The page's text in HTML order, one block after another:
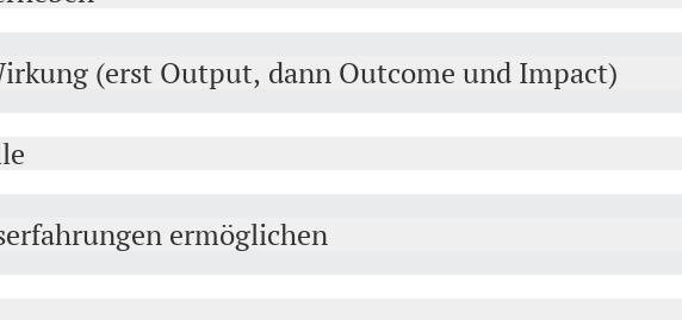
(erst Output, dann Outcome und Impact)
ermöglichen